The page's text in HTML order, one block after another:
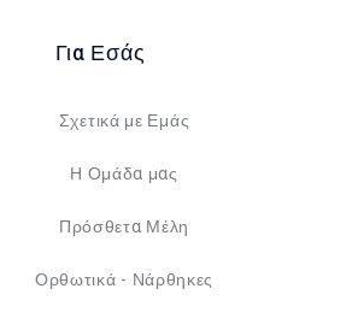
Για Εσάς
Σχετικά με Εμάς
Η Ομάδα μας
Πρόσθετα Μέλη
Ορθωτικά - Νάρθηκες